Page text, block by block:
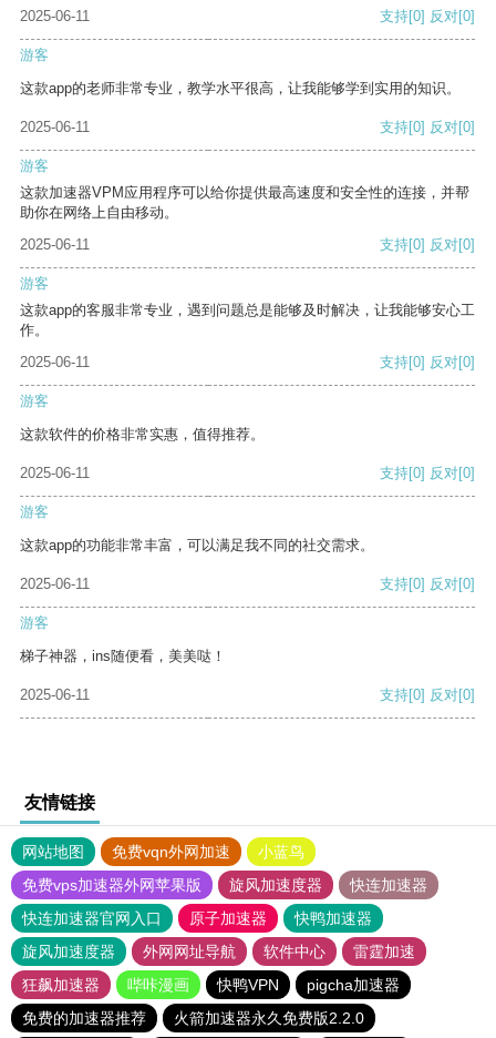
2025-06-11 支持[0] 反对[0]
游客
这款app的老师非常专业，教学水平很高，让我能够学到实用的知识。
2025-06-11 支持[0] 反对[0]
游客
这款加速器VPM应用程序可以给你提供最高速度和安全性的连接，并帮
助你在网络上自由移动。
2025-06-11
支持[0] 反对[0]
游客
这款app的客服非常专业，遇到问题总是能够及时解决，让我能够安心工
作。
2025-06-11
支持[0] 反对[0]
游客
这款软件的价格非常实惠，值得推荐。
2025-06-11 支持[0] 反对[0]
游客
这款app的功能非常丰富，可以满足我不同的社交需求。
2025-06-11 支持[0] 反对[0]
游客
梯子神器，ins随便看，美美哒！
2025-06-11 支持[0] 反对[0]
友情链接
网站地图 免费vqn外网加速
小蓝鸟
免费vps加速器外网苹果版
旋风加速度器
快连加速器
快连加速器官网入口
原子加速器
快鸭加速器
旋风加速度器
外网网址导航 软件中心
雷霆加速
狂飙加速器
哔咔漫画 快鸭VPN
pigcha加速器
免费的加速器推荐
火箭加速器永久免费版2.2.0